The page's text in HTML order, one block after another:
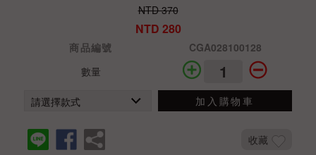
NTD 370
NTD 280
商品編號
CGA028100128
數量
加入購物車
收藏